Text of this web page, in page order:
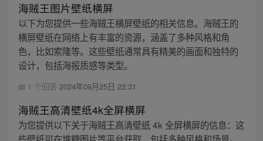
海贼王图片壁纸横屏
以下为您提供一些海贼王横屏壁纸的相关信息。海贼王的
横屏壁纸在网络上有丰富的资源，涵盖了多种风格和角
色，比如索隆等。这些壁纸通常具有精美的画面和独特的
设计，包括海报质感等类型。
1 个回答 2024年09月25日 22:31
海贼王高清壁纸4k全屏横屏
为您提供以下关于海贼王高清壁纸 4k 全屏横屏的信息：这